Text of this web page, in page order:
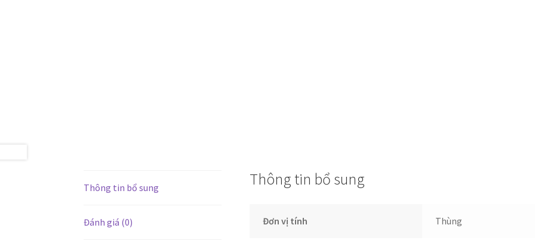
Thông tin bổ sung
Đánh giá (0)
Thông tin bổ sung
Đơn vị tính Thùng